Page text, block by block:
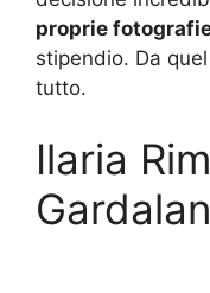
proprie
stipendio. Da
tutto.
Ilaria